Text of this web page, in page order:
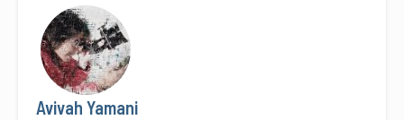
Avivah Yamani